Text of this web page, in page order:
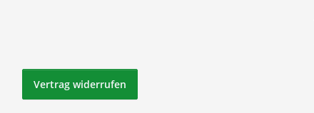
Vertrag widerrufen